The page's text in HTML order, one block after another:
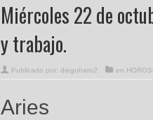
Miércoles 22 de
y trabajo.
Publicado por: diegoharo2 en
Aries